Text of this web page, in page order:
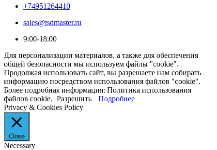
+74951264410
sales@tsdmaster.ru
9:00-18:00
Для персонализации материалов, а также для обеспечения
общей безопасности мы используем файлы "cookie".
Продолжая использовать сайт, вы разрешаете нам собирать
информацию посредством использования файлов "cookie".
Более подробная информация: Политика использования
файлов cookie. Разрешить
Подробнее
Privacy & Cookies Policy
Close
Necessary